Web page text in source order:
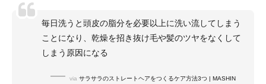
毎日洗うと頭皮の脂分を必要以上に洗い流してしまう
ことになり、乾燥を招き抜け毛や髪のツヤをなくして
しまう原因になる
via サラサラのストレートヘアをつくるケア方法3つ | MASHIN